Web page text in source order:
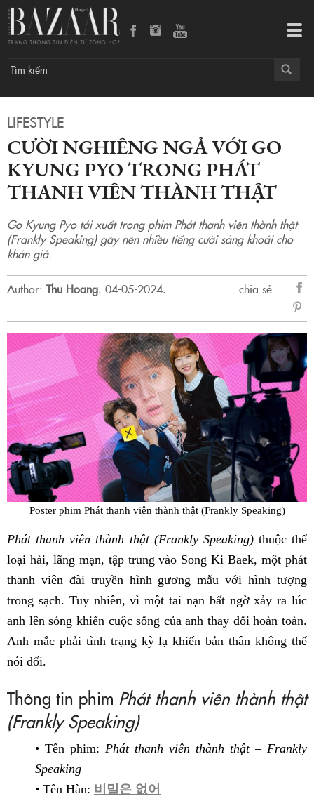
LIFESTYLE
CƯỜI NGHIÊNG NGẢ VỚI GO
KYUNG PYO TRONG PHÁT
THANH VIÊN THÀNH THẬT
Go Kyung Pyo tái xuất trong phim Phát thanh viên thành thật
(Frankly Speaking) gây nên nhiều tiếng cười sảng khoái cho
khán giả.
Author: Thu Hoang. 04-05-2024.
chia sẻ
sẻ
Poster phim Phát thanh viên thành thật (Frankly Speaking)
Phát thanh viên thành thật (Frankly Speaking)thuộc thể
loại hài, lãng mạn, tập trung vào Song Ki Baek, một phát
thanh viên đài truyền hình gương mẫu với hình tượng
trong sạch. Tuy nhiên, vì một tai nạn bất ngờ xảy ra lúc
anh lên sóng khiến cuộc sống của anh thay đổi hoàn toàn.
Anh mắc phải tình trạng kỳ lạ khiến bản thân không thể
nói dối.
Thông tin phim Phát thanh viên thành thật
(Frankly Speaking)
• Tên phim: Phát thanh viên thành thật – Frankly
Speaking
• Tên Hàn: 비밀은 없어